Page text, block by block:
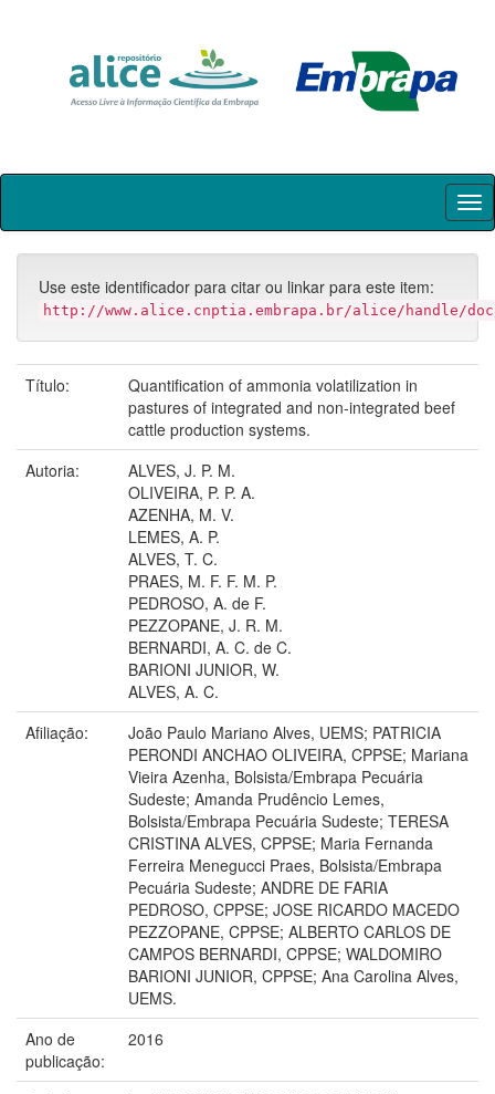
Skip
Use este identificador para citar ou linkar para este item:
http://www.alice.cnptia.embrapa.br/alice/handle/doc/
Título:
Quantification of ammonia volatilization in
pastures of integrated and non-integrated beef
cattle production systems.
Autoria:
ALVES, J. P. M.
OLIVEIRA, P. P. A.
AZENHA, M. V.
LEMES, A. P.
ALVES, T. C.
PRAES, M. F. F. M. P.
PEDROSO, A. de F.
PEZZOPANE, J. R. M.
BERNARDI, A. C. de C.
BARIONI JUNIOR, W.
ALVES, A. C.
Afiliação:
João Paulo Mariano Alves, UEMS; PATRICIA
PERONDI ANCHAO OLIVEIRA, CPPSE; Mariana
Vieira Azenha, Bolsista/Embrapa Pecuária
Sudeste; Amanda Prudêncio Lemes,
Bolsista/Embrapa Pecuária Sudeste; TERESA
CRISTINA ALVES, CPPSE; Maria Fernanda
Ferreira Menegucci Praes, Bolsista/Embrapa
Pecuária Sudeste; ANDRE DE FARIA
PEDROSO, CPPSE; JOSE RICARDO MACEDO
PEZZOPANE, CPPSE; ALBERTO CARLOS DE
CAMPOS BERNARDI, CPPSE; WALDOMIRO
BARIONI JUNIOR, CPPSE; Ana Carolina Alves,
UEMS.
Ano de
publicação:
2016